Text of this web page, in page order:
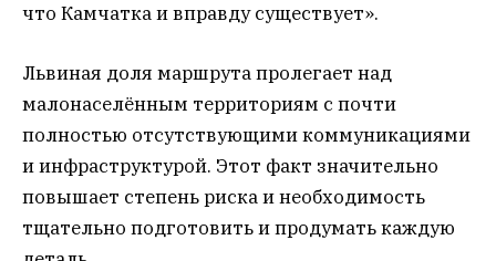
что Камчатка и вправду существует».
Львиная доля маршрута пролегает над
малонаселённым территориям с почти
полностью отсутствующими коммуникациями
и инфраструктурой. Этот факт значительно
повышает степень риска и необходимость
тщательно подготовить и продумать каждую